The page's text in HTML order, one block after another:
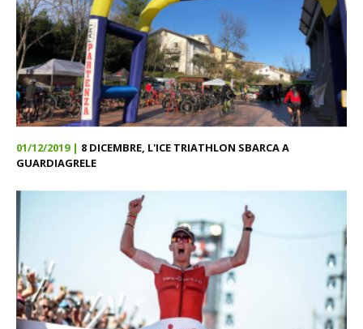
01/12/2019 | 8 DICEMBRE, L'ICE TRIATHLON SBARCA A
GUARDIAGRELE